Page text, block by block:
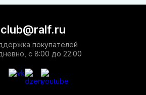
club@ralf.ru
покупателей
с 8:00 до 22:00